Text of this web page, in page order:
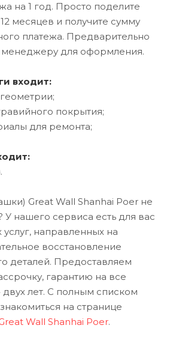
на 1 год. Просто поделите
месяцев и получите сумму
платежа. Предварительно
менеджеру для оформления.
входит:
покрытия;
для ремонта;
Great Wall Shanhai Poer не
нашего сервиса есть для вас
направленных на
восстановление
деталей. Предоставляем
гарантию на все
лет. С полным списком
на странице
Wall Shanhai Poer.